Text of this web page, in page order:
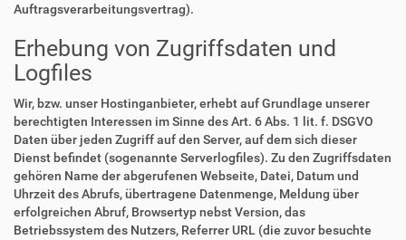
Auftragsverarbeitungsvertrag).
Erhebung von Zugriffsdaten und
Logfiles
Wir, bzw. unser Hostinganbieter, erhebt auf Grundlage unserer
berechtigten Interessen im Sinne des Art. 6 Abs. 1 lit. f. DSGVO
Daten über jeden Zugriff auf den Server, auf dem sich dieser
Dienst befindet (sogenannte Serverlogfiles). Zu den Zugriffsdaten
gehören Name der abgerufenen Webseite, Datei, Datum und
Uhrzeit des Abrufs, übertragene Datenmenge, Meldung über
erfolgreichen Abruf, Browsertyp nebst Version, das
Betriebssystem des Nutzers, Referrer URL (die zuvor besuchte